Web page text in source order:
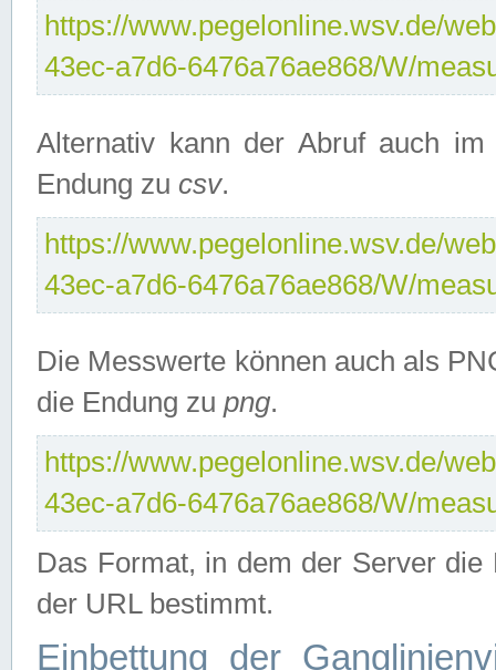
https://www.pegelonline.wsv.de/
43ec-a7d6-6476a76ae868/W/
Alternativ kann der Abruf auch
Endung zu csv.
https://www.pegelonline.wsv.de/
43ec-a7d6-6476a76ae868/W/
Die Messwerte können auch als
die Endung zu png.
https://www.pegelonline.wsv.de/
43ec-a7d6-6476a76ae868/W/
Das Format, in dem der Server
der URL bestimmt.
Einbettung der